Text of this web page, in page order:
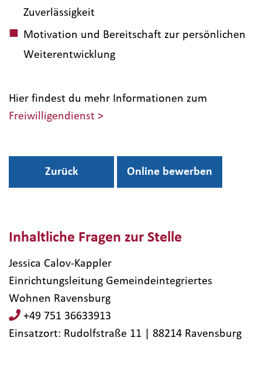
Zuverlässigkeit
Motivation und Bereitschaft zur persönlichen
Weiterentwicklung
Hier findest du mehr Informationen zum
Freiwilligendienst >
Inhaltliche Fragen zur Stelle
Jessica Calov-Kappler
Einrichtungsleitung Gemeindeintegriertes
Wohnen Ravensburg
+49 751 36633913
Einsatzort: Rudolfstraße 11 | 88214​ Ravensburg
Zurück Online bewerben